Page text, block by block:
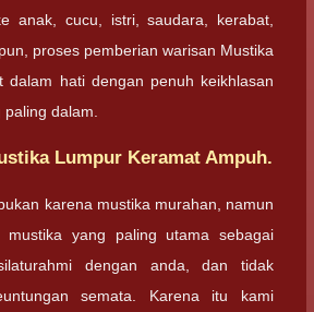
anak, cucu, istri, saudara, kerabat,
proses pemberian warisan Mustika
dalam hati dengan penuh keikhlasan
paling dalam.
Lumpur Keramat Ampuh.
karena mustika murahan, namun
mustika yang paling utama sebagai
dengan anda, dan tidak
semata. Karena itu kami